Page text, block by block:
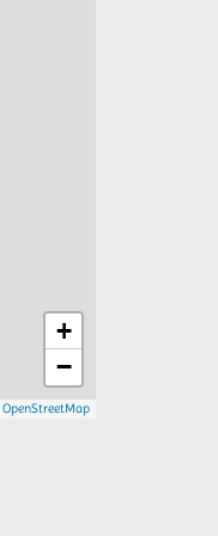
+
−
OpenStreetMap